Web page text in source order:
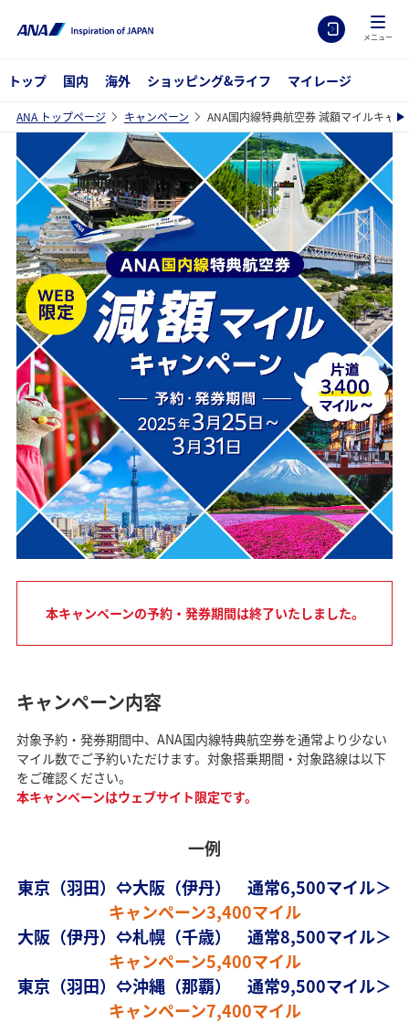
メニュー
トップ 国内 海外 ショッピング&ライフ マイレージ
ANA トップページ キャンペーン ANA国内線特典航空券 減額マイルキャン
本キャンペーンの予約・発券期間は終了いたしました。
キャンペーン内容
対象予約・発券期間中、ANA国内線特典航空券を通常より少ない
マイル数でご予約いただけます。対象搭乗期間・対象路線は以下
をご確認ください。
本キャンペーンはウェブサイト限定です。
一例
東京（羽田）⇔大阪（伊丹） 通常6,500マイル＞
キャンペーン3,400マイル
大阪（伊丹）⇔札幌（千歳） 通常8,500マイル＞
キャンペーン5,400マイル
東京（羽田）⇔沖縄（那覇） 通常9,500マイル＞
キャンペーン7,400マイル